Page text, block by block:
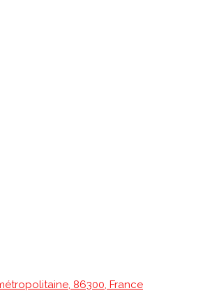
86300, France